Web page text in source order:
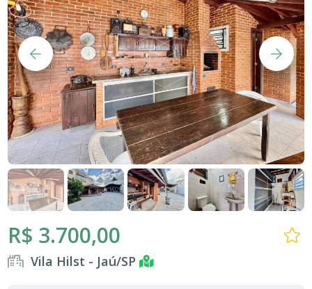
R$ 3.700,00
Vila Hilst - Jaú/SP